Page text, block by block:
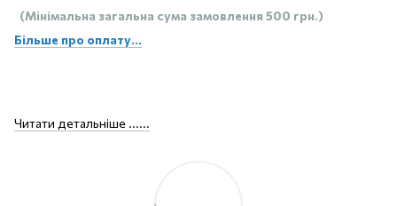
(Мінімальна загальна сума замовлення 500 грн.)
Більше про оплату...
Читати детальніше ......